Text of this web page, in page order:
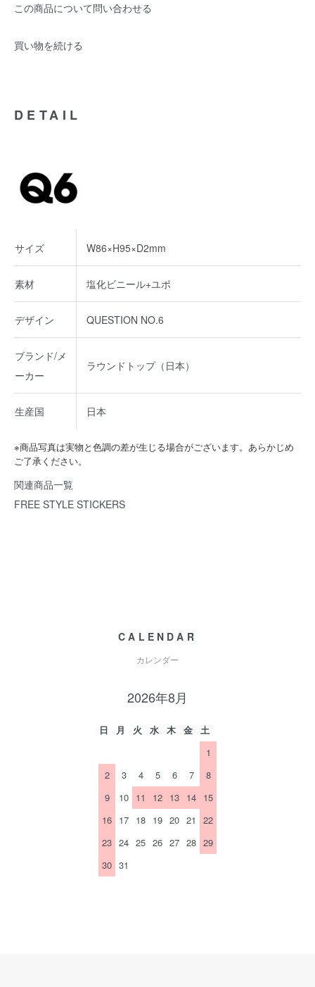
この商品について問い合わせる
買い物を続ける
DETAIL
サイズ W86×H95×D2mm
素材 塩化ビニール+ユポ
デザイン QUESTION NO.6
ブランド/メ
ーカー
ラウンドトップ（日本）
生産国 日本
※商品写真は実物と色調の差が生じる場合がございます。あらかじめ
ご了承ください。
関連商品一覧
FREE STYLE STICKERS
CALENDAR
カレンダー
2026年8月
日 月 火 水 木 金 土
1
2
3 4 5 6 7
8
9
10 11 12 13 14 15
16 17 18 19 20 21
22
23 24 25 26 27 28 29
30 31